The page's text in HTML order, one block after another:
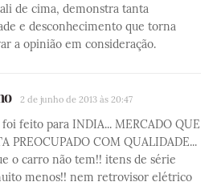
de cima, demonstra tanta
e desconhecimento que torna
a opinião em consideração.
2 de junho de 2013 às 20:47
feito para INDIA... MERCADO QUE
PREOCUPADO COM QUALIDADE...
o carro não tem!! itens de série
menos!! nem retrovisor elétrico